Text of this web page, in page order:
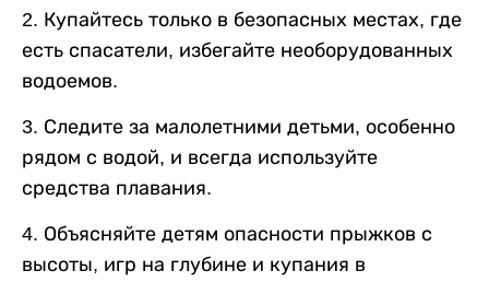
2. Купайтесь только в безопасных местах, где
есть спасатели, избегайте необорудованных
водоемов.
3. Следите за малолетними детьми, особенно
рядом с водой, и всегда используйте
средства плавания.
4. Объясняйте детям опасности прыжков с
высоты, игр на глубине и купания в